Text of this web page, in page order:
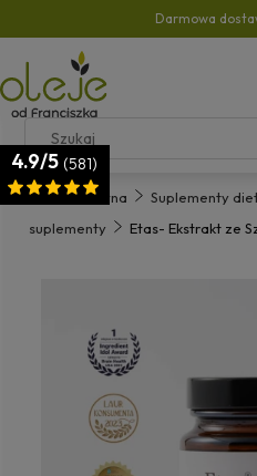
Darmowa
Strona główna Suplementy
suplementy
Etas- Ekstrakt ze
4.9/5 (581)